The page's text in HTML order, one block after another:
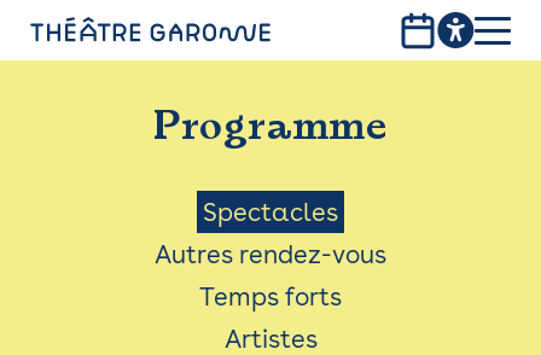
PROGRAMME
INFOS PRATIQUES
AVEC LES PUBLICS
ACCESSIBILITÉ
LES PRODUCTIONS
Programme
Menu
Saison
Spectacles
Autres rendez-vous
Temps forts
Artistes